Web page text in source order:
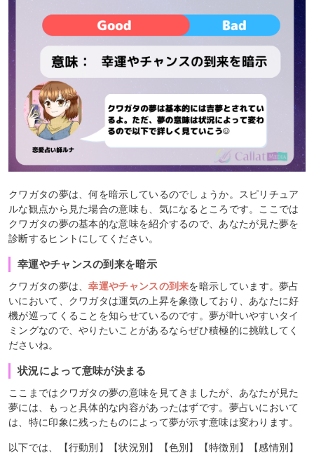
クワガタの夢は、何を暗示しているのでしょうか。スピリチュア
ルな観点から見た場合の意味も、気になるところです。ここでは
クワガタの夢の基本的な意味を紹介するので、あなたが見た夢を
診断するヒントにしてください。
幸運やチャンスの到来を暗示
クワガタの夢は、幸運やチャンスの到来を暗示しています。夢占
いにおいて、クワガタは運気の上昇を象徴しており、あなたに好
機が巡ってくることを知らせているのです。夢が叶いやすいタイ
ミングなので、やりたいことがあるならぜひ積極的に挑戦してく
ださいね。
状況によって意味が決まる
ここまではクワガタの夢の意味を見てきましたが、あなたが見た
夢には、もっと具体的な内容があったはずです。夢占いにおいて
は、特に印象に残ったものによって夢が示す意味は変わります。
以下では、【行動別】【状況別】【色別】【特徴別】【感情別】